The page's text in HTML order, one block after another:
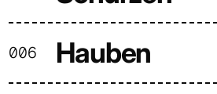
006 Hauben